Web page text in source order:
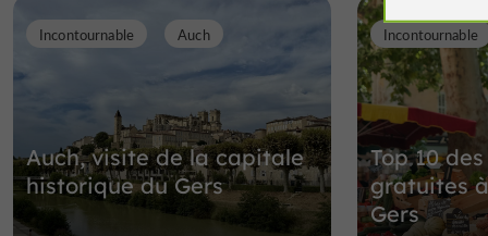
Auch, visite de la capitale
historique du Gers
Incontournable Auch
Top 10
gratuites
Gers
Incontournable